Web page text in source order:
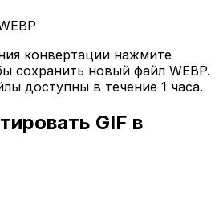
конвертации нажмите
сохранить новый файл WEBP.
доступны в течение 1 часа.
GIF в